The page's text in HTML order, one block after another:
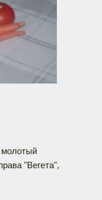
молотый
"Вегета",